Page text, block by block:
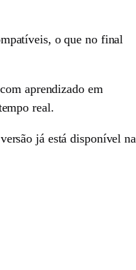
o que no final
aprendizado em
real.
já está disponível na